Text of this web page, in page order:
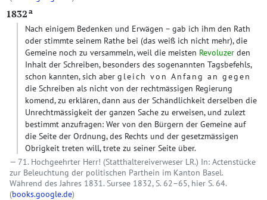
1832 a
Nach einigem Bedenken und Erwägen – gab ich ihm den Rath
oder stimmte seinem Rathe bei (das weiß ich nicht mehr), die
Gemeine noch zu versammeln, weil die meisten Revoluzer den
Inhalt der Schreiben, besonders des sogenannten Tagsbefehls,
schon kannten, sich aber gleich von Anfang an gegen
die Schreiben als nicht von der rechtmässigen Regierung
komend, zu erklären, dann aus der Schändlichkeit derselben die
Unrechtmässigkeit der ganzen Sache zu erweisen, und zulezt
bestimmt anzufragen: Wer von den Bürgern der Gemeine auf
die Seite der Ordnung, des Rechts und der gesetzmässigen
Obrigkeit treten will, trete zu seiner Seite über.
71. Hochgeehrter Herr! (Statthaltereiverweser LR.) In: Actenstücke
zur Beleuchtung der politischen Parthein im Kanton Basel.
Während des Jahres 1831. Sursee 1832, S. 62–65, hier S. 64.
(books.google.de)